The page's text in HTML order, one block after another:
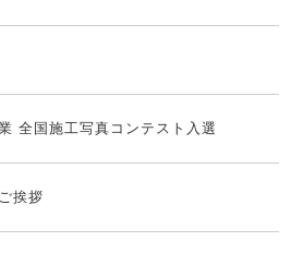
全国施工写真コンテスト入選
挨拶